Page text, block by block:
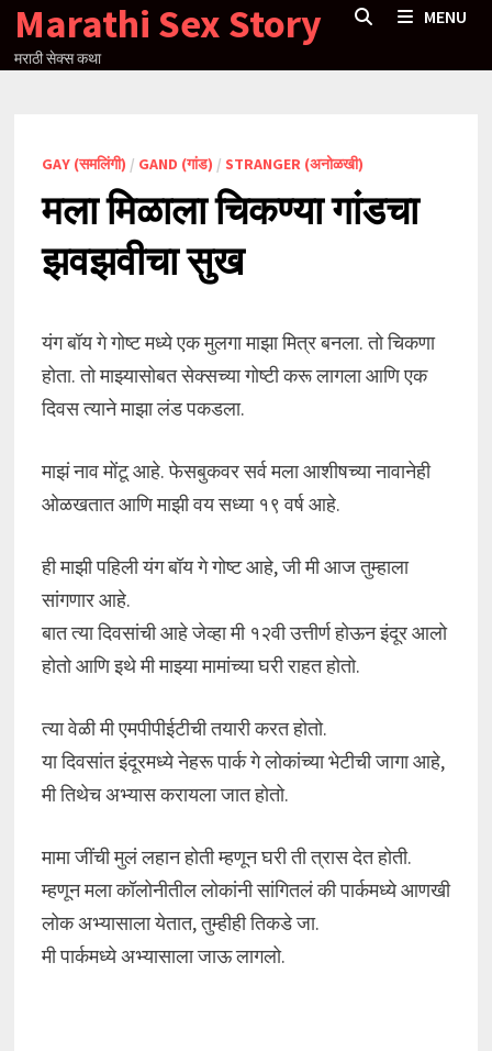
Skip
content
Marathi Sex Story
मराठी सेक्स कथा
MENU
GAY (समलिंगी) / GAND (गांड) / STRANGER (अनोळखी)
मला मिळाला चिकण्या गांडचा
झवझवीचा सुख
यंग बॉय गे गोष्ट मध्ये एक मुलगा माझा मित्र बनला. तो चिकणा
होता. तो माझ्यासोबत सेक्सच्या गोष्टी करू लागला आणि एक
दिवस त्याने माझा लंड पकडला.
माझं नाव मोंटू आहे. फेसबुकवर सर्व मला आशीषच्या नावानेही
ओळखतात आणि माझी वय सध्या १९ वर्ष आहे.
ही माझी पहिली यंग बॉय गे गोष्ट आहे, जी मी आज तुम्हाला
सांगणार आहे.
बात त्या दिवसांची आहे जेव्हा मी १२वी उत्तीर्ण होऊन इंदूर आलो
होतो आणि इथे मी माझ्या मामांच्या घरी राहत होतो.
त्या वेळी मी एमपीपीईटीची तयारी करत होतो.
या दिवसांत इंदूरमध्ये नेहरू पार्क गे लोकांच्या भेटीची जागा आहे,
मी तिथेच अभ्यास करायला जात होतो.
मामा जींची मुलं लहान होती म्हणून घरी ती त्रास देत होती.
म्हणून मला कॉलोनीतील लोकांनी सांगितलं की पार्कमध्ये आणखी
लोक अभ्यासाला येतात, तुम्हीही तिकडे जा.
मी पार्कमध्ये अभ्यासाला जाऊ लागलो.